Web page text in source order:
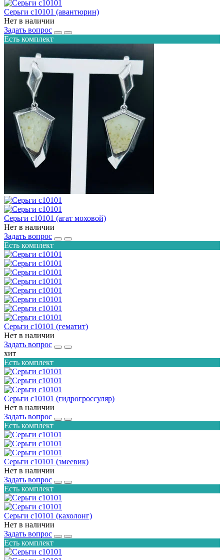
Серьги с10101 (авантюрин)
Нет в наличии
Задать вопрос
Есть комплект
Серьги с10101 (агат моховой)
Нет в наличии
Задать вопрос
Есть комплект
Серьги с10101 (гематит)
Нет в наличии
Задать вопрос
хит
Есть комплект
Серьги с10101 (гидрогроссуляр)
Нет в наличии
Задать вопрос
Есть комплект
Серьги с10101 (змеевик)
Нет в наличии
Задать вопрос
Есть комплект
Серьги с10101 (кахолонг)
Нет в наличии
Задать вопрос
Есть комплект